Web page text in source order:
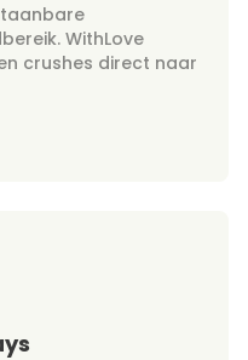
WithLove
crushes direct naar